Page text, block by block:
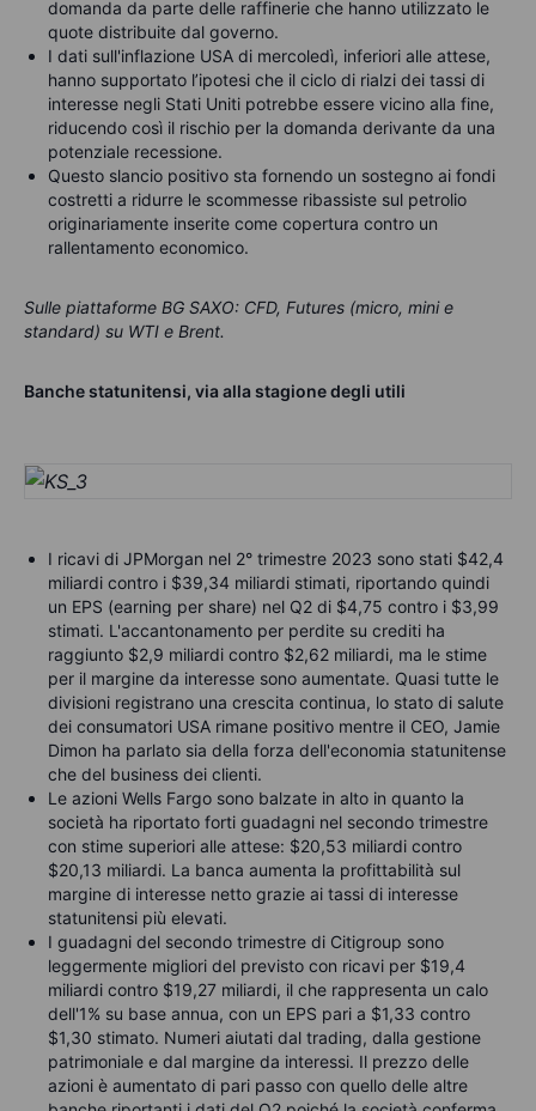
domanda da parte delle raffinerie che hanno utilizzato le
quote distribuite dal governo.
I dati sull'inflazione USA di mercoledì, inferiori alle attese,
hanno supportato l’ipotesi che il ciclo di rialzi dei tassi di
interesse negli Stati Uniti potrebbe essere vicino alla fine,
riducendo così il rischio per la domanda derivante da una
potenziale recessione.
Questo slancio positivo sta fornendo un sostegno ai fondi
costretti a ridurre le scommesse ribassiste sul petrolio
originariamente inserite come copertura contro un
rallentamento economico.
Sulle piattaforme BG SAXO: CFD, Futures (micro, mini e
standard) su WTI e Brent.
Banche statunitensi, via alla stagione degli utili
I ricavi di JPMorgan nel 2° trimestre 2023 sono stati $42,4
miliardi contro i $39,34 miliardi stimati, riportando quindi
un EPS (earning per share) nel Q2 di $4,75 contro i $3,99
stimati. L'accantonamento per perdite su crediti ha
raggiunto $2,9 miliardi contro $2,62 miliardi, ma le stime
per il margine da interesse sono aumentate. Quasi tutte le
divisioni registrano una crescita continua, lo stato di salute
dei consumatori USA rimane positivo mentre il CEO, Jamie
Dimon ha parlato sia della forza dell'economia statunitense
che del business dei clienti.
Le azioni Wells Fargo sono balzate in alto in quanto la
società ha riportato forti guadagni nel secondo trimestre
con stime superiori alle attese: $20,53 miliardi contro
$20,13 miliardi. La banca aumenta la profittabilità sul
margine di interesse netto grazie ai tassi di interesse
statunitensi più elevati.
I guadagni del secondo trimestre di Citigroup sono
leggermente migliori del previsto con ricavi per $19,4
miliardi contro $19,27 miliardi, il che rappresenta un calo
dell'1% su base annua, con un EPS pari a $1,33 contro
$1,30 stimato. Numeri aiutati dal trading, dalla gestione
patrimoniale e dal margine da interessi. Il prezzo delle
azioni è aumentato di pari passo con quello delle altre